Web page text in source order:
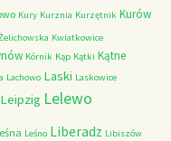
Kury Kurznia Kurzętnik Kurów
Kwiatkowice
Kórnik Kąp Kątki Kątne
Lachowo Laski Laskowice
Leipzig Lelewo
Leśno Liberadz Libiszów